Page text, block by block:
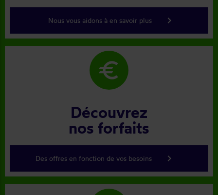
Nous vous aidons à en savoir plus keyboard_arrow_right
euro
Découvrez
nos forfaits
Des offres en fonction de vos besoins keyboard_arrow_right